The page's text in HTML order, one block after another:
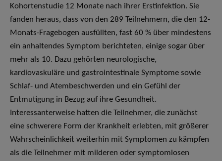
Kohortenstudie 12 Monate nach ihrer Erstinfektion. Sie
fanden heraus, dass von den 289 Teilnehmern, die den 12-
Monats-Fragebogen ausfüllten, fast 60 % über mindestens
ein anhaltendes Symptom berichteten, einige sogar über
mehr als 10. Dazu gehörten neurologische,
kardiovaskuläre und gastrointestinale Symptome sowie
Schlaf- und Atembeschwerden und ein Gefühl der
Entmutigung in Bezug auf ihre Gesundheit.
Interessanterweise hatten die Teilnehmer, die zunächst
eine schwerere Form der Krankheit erlebten, mit größerer
Wahrscheinlichkeit weiterhin mit Symptomen zu kämpfen
als die Teilnehmer mit milderen oder symptomlosen